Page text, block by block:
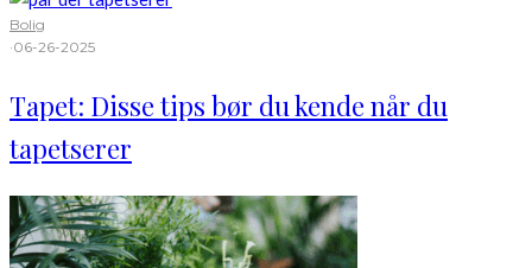
Bolig
·06-26-2025
Tapet: Disse tips bør du kende når du
tapetserer